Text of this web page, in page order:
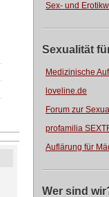
Sex- und
Sexualität
Medizinische
loveline.de
Forum zur
profamilia
Auflärung für
Wer sind